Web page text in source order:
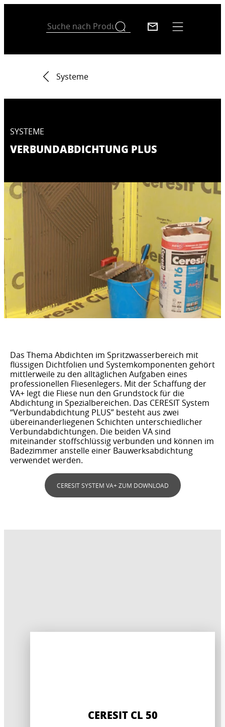
Systeme
SYSTEME
VERBUNDABDICHTUNG PLUS
Das Thema Abdichten im Spritzwasserbereich mit
flüssigen Dichtfolien und Systemkomponenten gehört
mittlerweile zu den alltäglichen Aufgaben eines
professionellen Fliesenlegers. Mit der Schaffung der
VA+ legt die Fliese nun den Grundstock für die
Abdichtung in Spezialbereichen. Das CERESIT System
“Verbundabdichtung PLUS” besteht aus zwei
übereinanderliegenen Schichten unterschiedlicher
Verbundabdichtungen. Die beiden VA sind
miteinander stoffschlüssig verbunden und können im
Badezimmer anstelle einer Bauwerksabdichtung
verwendet werden.
CERESIT SYSTEM VA+ ZUM DOWNLOAD
CERESIT CL 50